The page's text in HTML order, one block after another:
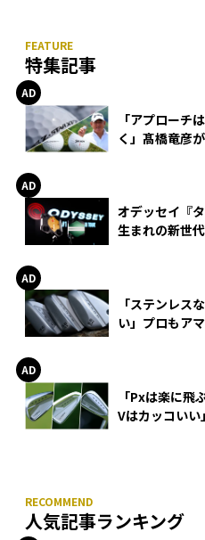
特集記事
「アプローチ
く」髙橋竜彦
オデッセイ『
生まれの新世
「ステンレス
い」プロもア
「Pxは楽に飛
Vはカッコい
人気記事ランキング